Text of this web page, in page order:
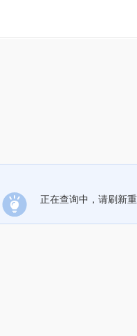
正在查询中，请刷新